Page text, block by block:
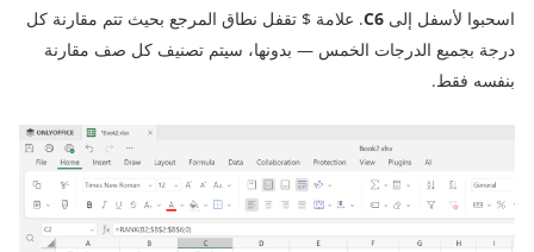
اسحبوا لأسفل إلى C6. علامة $ تقفل نطاق المرجع بحيث تتم مقارنة كل
درجة بجميع الدرجات الخمس — بدونها، سيتم تصنيف كل صف مقارنة
بنفسه فقط.